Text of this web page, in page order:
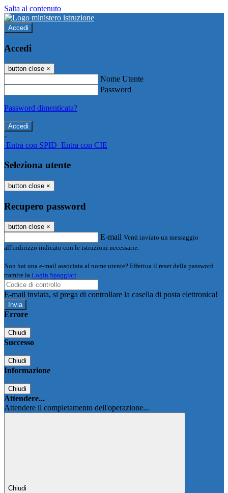
Salta al contenuto
Accedi
Accedi
button close ×
Nome Utente
Password
Password dimenticata?
-
Entra con SPID Entra con CIE
Seleziona utente
button close ×
Recupero password
button close ×
E-mail Verrà inviato un messaggio
all'indirizzo indicato con le istruzioni necessarie.
Non hai una e-mail associata al nome utente? Effettua il reset della password
tramite la Login Spaggiari
E-mail inviata, si prega di controllare la casella di posta elettronica!
Errore
Chiudi
Successo
Chiudi
Informazione
Chiudi
Attendere...
Attendere il completamento dell'operazione...
Chiudi